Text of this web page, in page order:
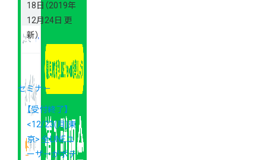
18日 （2019年
12月24日 更
新）
セミナー
【受付終了】
<12/23(月)東
京> 全LINEユ
ーザーがポテ